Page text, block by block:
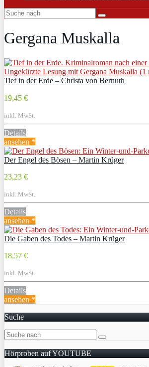
Gergana Muskalla
Tief in der Erde – Christa von Bernuth
19,45 €
inkl. MwSt.
Details
ansehen *
Der Engel des Bösen – Martin Krüger
23,23 €
inkl. MwSt.
Details
ansehen *
Die Gaben des Todes – Martin Krüger
18,57 €
inkl. MwSt.
Details
ansehen *
Suche
Hörproben auf YOUTUBE